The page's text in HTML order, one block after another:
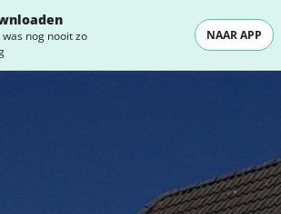
was nog nooit zo
NAAR APP